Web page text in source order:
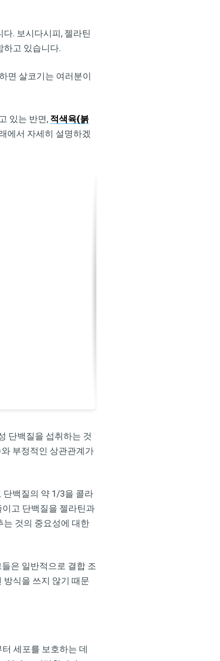
. 보시다시피, 젤라틴
하고 있습니다.
면 살코기는 여러분이
있는 반면, 적색육(붉
에서 자세히 설명하겠
단백질을 섭취하는 것
부정적인 상관관계가
단백질의 약 1/3을 콜라
고 단백질을 젤라틴과
는 것의 중요성에 대한
은 일반적으로 결합 조
식을 쓰지 않기 때문
세포를 보호하는 데